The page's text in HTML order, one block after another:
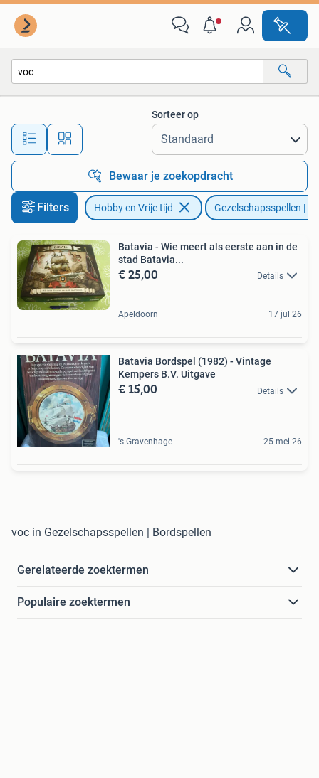
Alle afstanden…
Sorteer op
Bewaar je zoekopdracht
Filters Hobby en Vrije tijd Gezelschapsspellen |
Batavia - Wie meert als eerste aan in de
stad Batavia...
€ 25,00 Details
Apeldoorn 17 jul 26
Batavia Bordspel (1982) - Vintage
Kempers B.V. Uitgave
€ 15,00 Details
's-Gravenhage 25 mei 26
voc in Gezelschapsspellen | Bordspellen
Gerelateerde zoektermen
Populaire zoektermen